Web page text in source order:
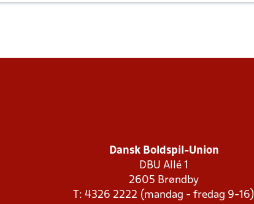
Dansk Boldspil-Union
DBU Allé 1
2605 Brøndby
T: 4326 2222 (mandag - fredag 9-16)